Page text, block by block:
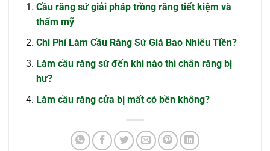
Cầu răng sứ giải pháp trồng răng tiết kiệm và
thẩm mỹ
Chi Phí Làm Cầu Răng Sứ Giá Bao Nhiêu Tiền?
Làm cầu răng sứ đến khi nào thì chân răng bị
hư?
Làm cầu răng cửa bị mất có bền không?